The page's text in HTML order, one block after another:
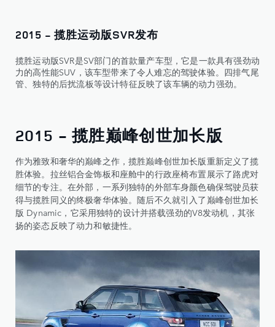
2015 - 揽胜运动版SVR发布
揽胜运动版SVR是SV部门的首款量产车型，它是一款具有强劲动
力的高性能SUV，该车型带来了令人难忘的驾驶体验。四排气尾
管、独特的后扰流板等设计特征反映了该车辆的动力强劲。
2015 - 揽胜巅峰创世加长版
作为雅致和奢华的巅峰之作，揽胜巅峰创世加长版重新定义了揽
胜体验。拉丝铝合金饰板和座舱中的行政座椅布置展示了路虎对
细节的专注。在外部，一系列独特的外部车身颜色确保驾驶员获
得与揽胜同义的终极奢华体验。随后不久就引入了巅峰创世加长
版 Dynamic，它采用独特的设计并搭载强劲的V8发动机，其张
扬的姿态反映了动力和敏捷性。